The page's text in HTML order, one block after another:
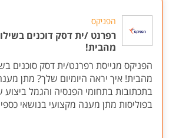
הפניקס
רפרנט /ית דסק דוכנים
מהבית!
הפניקס מגייסת רפרנט/ית דסק סוכנים
מהבית! איך יראה היומיום שלך? מתן
בתכתובות בתחומי הפנסיה והגמל ביצוע
בפוליסות מתן מענה מקצועי בנושאי